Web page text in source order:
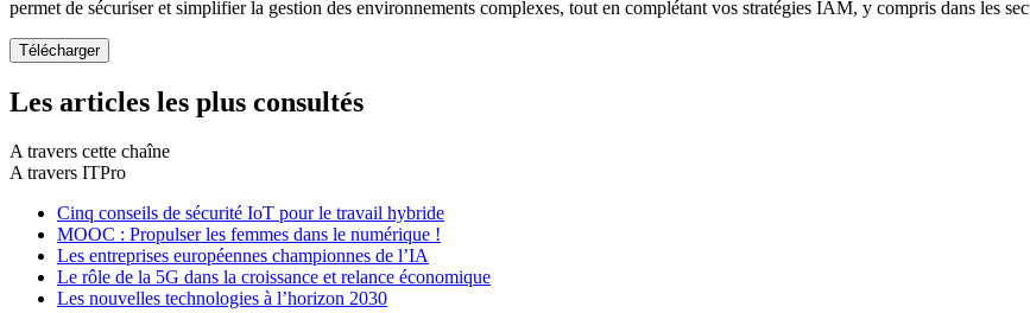
permet de sécuriser et simplifier la gestion des environnements complexes, tout en complétant vos stratégies IAM, y compris dans les
Les articles les plus consultés
A travers cette chaîne
A travers ITPro
Cinq conseils de sécurité IoT pour le travail hybride
MOOC : Propulser les femmes dans le numérique !
Les entreprises européennes championnes de l’IA
Le rôle de la 5G dans la croissance et relance économique
Les nouvelles technologies à l’horizon 2030